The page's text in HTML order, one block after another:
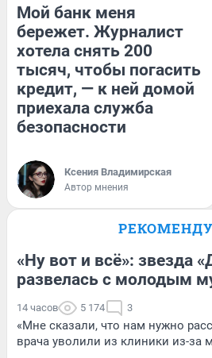
Мой банк меня
бережет. Журналист
хотела снять 200
тысяч, чтобы погасить
кредит, — к ней домой
приехала служба
безопасности
Ксения Владимирская
Автор мнения
«Ну вот и всё»: звезда
развелась с молодым
14 часов 5 174 3
«Мне сказали, что нам нужно
врача уволили из клиники из-за